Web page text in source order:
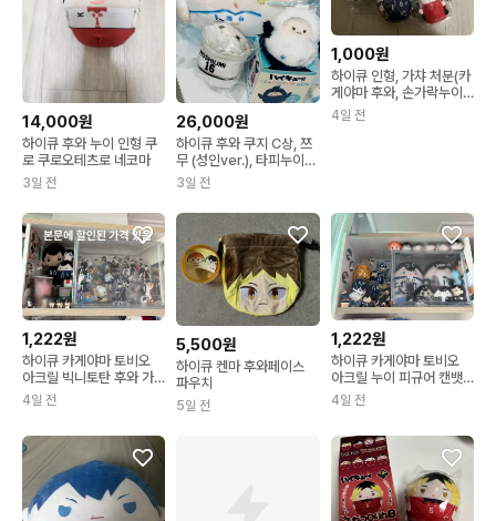
14,000원
하이큐 후와 누이 인형 쿠
로 쿠로오테츠로 네코마
3일 전
26,000원
하이큐 후와 쿠지 C상, 쯔
무 (성인ver.), 타피누이
호시우미 세트
3일 전
1,000원
하이큐 인형, 가챠 처분(카
게야마 후와, 손가락누이,
서프라이즈 넨도, 아크릴)
4일 전
1,222원
하이큐 카게야마 토비오
아크릴 빅니토탄 후와 가
챠 디오라마 크로니클 교
환 판매
4일 전
5,500원
하이큐 켄마 후와페이스
파우치
5일 전
1,222원
하이큐 카게야마 토비오
아크릴 누이 피규어 캔뱃
지 넨도 후와 솜인형 캔뱃
지 키링 아크릴 블럭 피규
4일 전